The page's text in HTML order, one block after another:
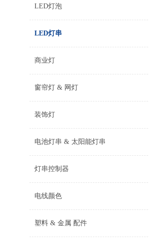
LED灯泡
LED灯串
商业灯
窗帘灯 & 网灯
装饰灯
电池灯串 & 太阳能灯串
灯串控制器
电线颜色
塑料 & 金属 配件